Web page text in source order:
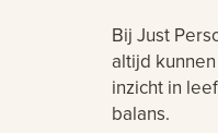
Bij Just
altijd
inzicht in
balans.